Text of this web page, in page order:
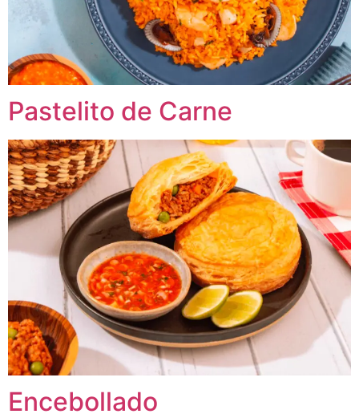
Pastelito de Carne
Encebollado